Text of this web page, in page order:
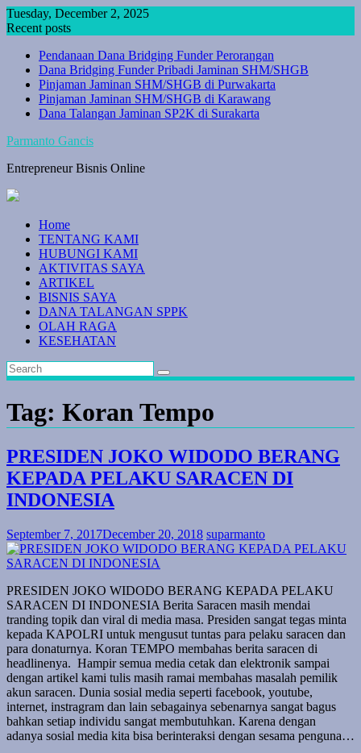
Skip
to
Tuesday, December 2, 2025
Recent posts
Pendanaan Dana Bridging Funder Perorangan
Dana Bridging Funder Pribadi Jaminan SHM/SHGB
Pinjaman Jaminan SHM/SHGB di Purwakarta
Pinjaman Jaminan SHM/SHGB di Karawang
Dana Talangan Jaminan SP2K di Surakarta
Parmanto Gancis
Entrepreneur Bisnis Online
Home
TENTANG KAMI
HUBUNGI KAMI
AKTIVITAS SAYA
ARTIKEL
BISNIS SAYA
DANA TALANGAN SPPK
OLAH RAGA
KESEHATAN
Tag: Koran Tempo
PRESIDEN JOKO WIDODO BERANG
KEPADA PELAKU SARACEN DI
INDONESIA
September 7, 2017December 20, 2018 suparmanto
PRESIDEN JOKO WIDODO BERANG KEPADA PELAKU
SARACEN DI INDONESIA Berita Saracen masih mendai
tranding topik dan viral di media masa. Presiden sangat tegas minta
kepada KAPOLRI untuk mengusut tuntas para pelaku saracen dan
para donaturnya. Koran TEMPO membahas berita saracen di
headlinenya. Hampir semua media cetak dan elektronik sampai
dengan artikel kami tulis masih ramai membahas masalah pemilik
akun saracen. Dunia sosial media seperti facebook, youtube,
internet, instragram dan lain sebagainya sebenarnya sangat bagus
bahkan setiap individu sangat membutuhkan. Karena dengan
adanya sosial media kita bisa berinteraksi dengan sesama penguna…